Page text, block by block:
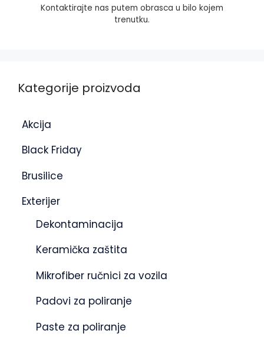
Kontaktirajte nas putem obrasca u bilo kojem
trenutku.
Kategorije proizvoda
Akcija
Black Friday
Brusilice
Exterijer
Dekontaminacija
Keramička zaštita
Mikrofiber ručnici za vozila
Padovi za poliranje
Paste za poliranje